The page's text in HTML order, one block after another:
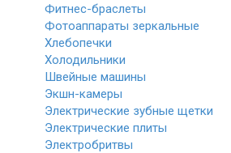
Фитнес-браслеты
Фотоаппараты зеркальные
Хлебопечки
Холодильники
Швейные машины
Экшн-камеры
Электрические зубные щетки
Электрические плиты
Электробритвы